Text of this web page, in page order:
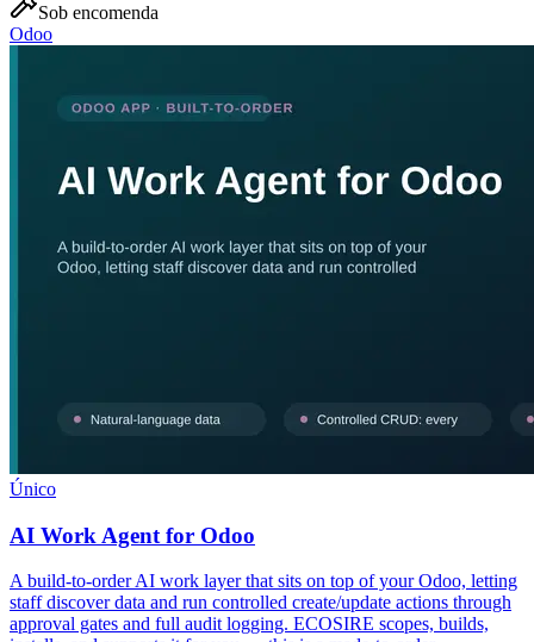
Sob encomenda
Odoo
Único
AI Work Agent for Odoo
A build-to-order AI work layer that sits on top of your Odoo, letting
staff discover data and run controlled create/update actions through
approval gates and full audit logging. ECOSIRE scopes, builds,